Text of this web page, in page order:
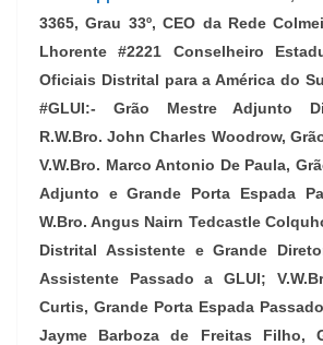
3365, Grau 33º, CEO da Rede
Lhorente #2221 Conselheiro
Oficiais Distrital para a América do
#GLUI:- Grão Mestre Adjunto
R.W.Bro. John Charles Woodrow,
V.W.Bro. Marco Antonio De Paula,
Adjunto e Grande Porta Espada
W.Bro. Angus Nairn Tedcastle
Distrital Assistente e Grande
Assistente Passado a GLUI;
Curtis, Grande Porta Espada
Jayme Barboza de Freitas Filho,